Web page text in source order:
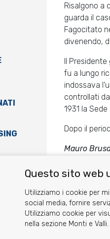
Risalgono a
guarda il
Fagocitato
divenendo,
Il
fu a lungo
indossava
controllati
1931 la
Dopo il
Mauro
Privacy Policy
Questo sito web
Utilizziamo i cookie per
social media, fornire
Utilizziamo cookie per
nella sezione Monti e